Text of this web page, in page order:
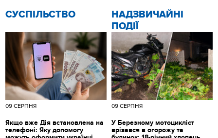
CУСПІЛЬСТВО
09 СЕРПНЯ
Якщо вже Дія встановлена на
телефоні: Яку допомогу
НАДЗВИЧАЙНІ
ПОДІЇ
09 СЕРПНЯ
У Березному мотоцикліст
врізався в огорожу та